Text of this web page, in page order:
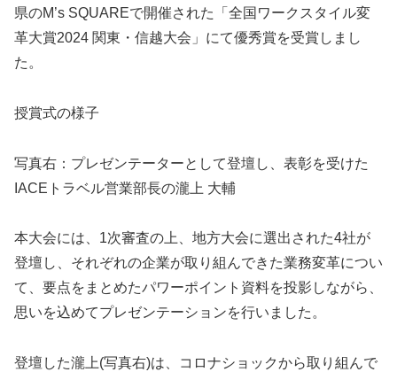
県のM’s SQUAREで開催された「全国ワークスタイル変
革大賞2024 関東・信越大会」にて優秀賞を受賞しまし
た。
授賞式の様子
写真右：プレゼンテーターとして登壇し、表彰を受けた
IACEトラベル営業部長の瀧上 大輔
本大会には、1次審査の上、地方大会に選出された4社が
登壇し、それぞれの企業が取り組んできた業務変革につい
て、要点をまとめたパワーポイント資料を投影しながら、
思いを込めてプレゼンテーションを行いました。
登壇した瀧上(写真右)は、コロナショックから取り組んで